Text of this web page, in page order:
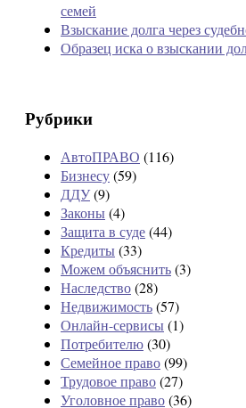
семей
Взыскание долга через
Образец иска о взыскании
Рубрики
АвтоПРАВО (116)
Бизнесу(59)
ДДУ(9)
Законы(4)
Защита в суде(44)
Кредиты(33)
Можем объяснить(3)
Наследство(28)
Недвижимость(57)
Онлайн-сервисы(1)
Потребителю(30)
Семейное право(99)
Трудовое право(27)
Уголовное право(36)